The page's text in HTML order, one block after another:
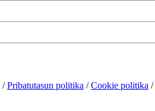
/Pribatutasun politika /Cookie politika /